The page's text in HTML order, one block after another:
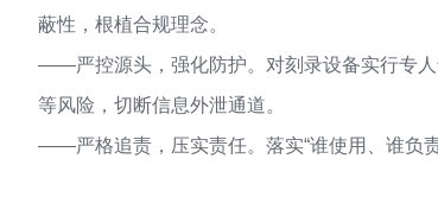
蔽性，根植合规理念。
——严控源头，强化防护。对刻录设备实行专人
等风险，切断信息外泄通道。
——严格追责，压实责任。落实“谁使用、谁负